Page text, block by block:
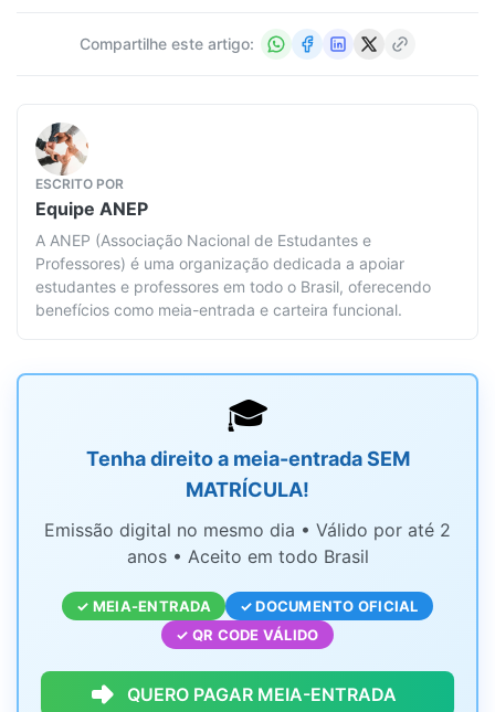
Compartilhe este artigo:
ESCRITO POR
Equipe ANEP
A ANEP (Associação Nacional de Estudantes e
Professores) é uma organização dedicada a apoiar
estudantes e professores em todo o Brasil, oferecendo
benefícios como meia-entrada e carteira funcional.
🎓
Tenha direito a meia-entrada SEM
MATRÍCULA!
Emissão digital no mesmo dia • Válido por até 2
anos • Aceito em todo Brasil
✓ MEIA-ENTRADA
✓ DOCUMENTO OFICIAL
✓ QR CODE VÁLIDO
QUERO PAGAR MEIA-ENTRADA